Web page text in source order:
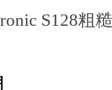
S128粗